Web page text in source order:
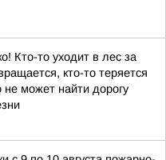
Кто-то уходит в лес за
кто-то теряется
не может найти дорогу